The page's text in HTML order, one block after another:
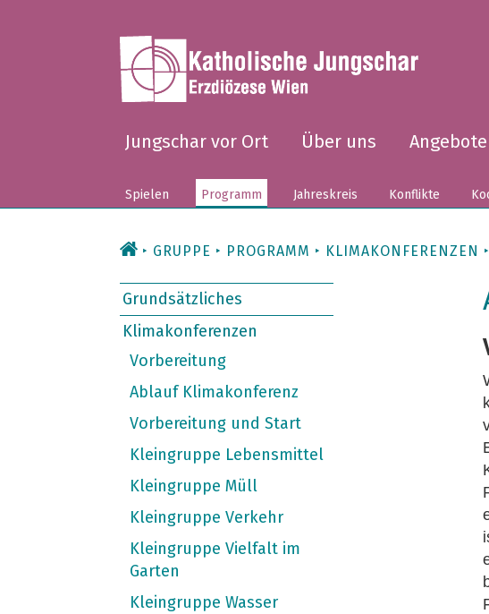
Jungschar vor Ort Über uns Angebote
Spielen Programm Jahreskreis Konflikte
GRUPPE PROGRAMM KLIMAKONFERENZEN
Grundsätzliches
Klimakonferenzen
Vorbereitung
Ablauf Klimakonferenz
Vorbereitung und Start
Kleingruppe Lebensmittel
Kleingruppe Müll
Kleingruppe Verkehr
Kleingruppe Vielfalt im
Garten
Kleingruppe Wasser